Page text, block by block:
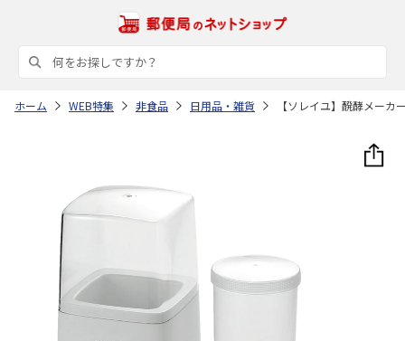
ホーム WEB特集 非食品 日用品・雑貨 【ソレイユ】醗酵メー